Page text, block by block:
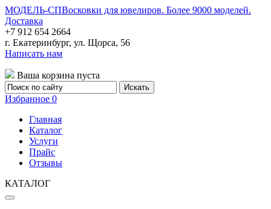
МОДЕЛЬ-СПВосковки для ювелиров. Более 9000 моделей.
Доставка
+7 912 654 2664
г. Екатеринбург, ул. Щорса, 56
Написать нам
Ваша корзина пуста
Избранное 0
Главная
Каталог
Услуги
Прайс
Отзывы
КАТАЛОГ